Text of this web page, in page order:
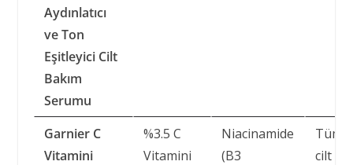
Aydınlatıcı
ve Ton
Eşitleyici Cilt
Bakım
Serumu
Garnier C
Vitamini
%3.5 C
Vitamini
Niacinamide
(B3
Tüm
cilt